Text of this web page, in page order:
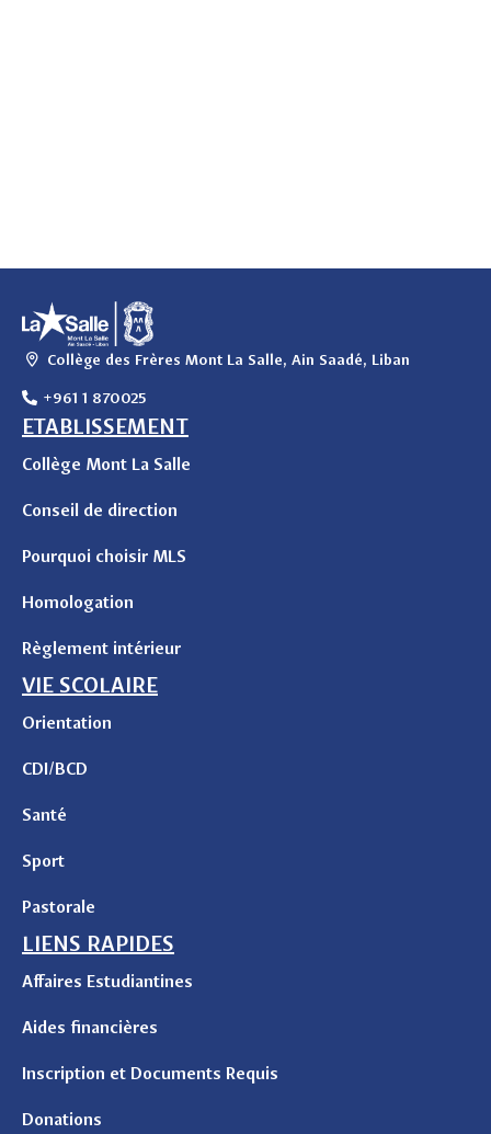
Collège des Frères Mont La Salle, Ain Saadé, Liban
+961 1 870025
ETABLISSEMENT
Collège Mont La Salle
Conseil de direction
Pourquoi choisir MLS
Homologation
Règlement intérieur
VIE SCOLAIRE
Orientation
CDI/BCD
Santé
Sport
Pastorale
LIENS RAPIDES
Affaires Estudiantines
Aides financières
Inscription et Documents Requis
Donations